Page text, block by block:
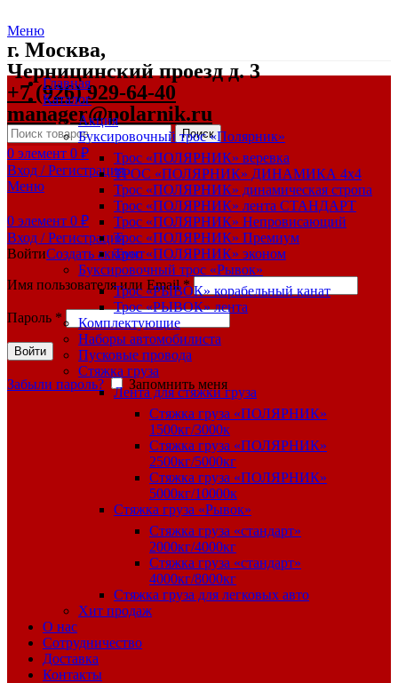
Меню
г. Москва,
Черницинский проезд д. 3
+7 (926) 929-64-40
manager@polarnik.ru
Поиск
0 элемент 0 ₽
Вход / Регистрация
Меню
0 элемент 0 ₽
Вход / Регистрация
ВойтиСоздать аккаунт
Имя пользователя или Email*
Пароль *
Войти
Забыли пароль? Запомнить меня
Главная
Каталог
Акция
Буксировочный трос «Полярник»
Трос «ПОЛЯРНИК» веревка
ТРОС «ПОЛЯРНИК» ДИНАМИКА 4х4
Трос «ПОЛЯРНИК» динамическая стропа
Трос «ПОЛЯРНИК» лента СТАНДАРТ
Трос «ПОЛЯРНИК» Непровисающий
Трос «ПОЛЯРНИК» Премиум
Трос «ПОЛЯРНИК» эконом
Буксировочный трос «Рывок»
Трос «РЫВОК» корабельный канат
Трос «РЫВОК» лента
Комплектующие
Наборы автомобилиста
Пусковые провода
Стяжка груза
Лента для стяжки груза
Стяжка груза «ПОЛЯРНИК»
1500кг/3000к
Стяжка груза «ПОЛЯРНИК»
2500кг/5000кг
Стяжка груза «ПОЛЯРНИК»
5000кг/10000к
Стяжка груза «Рывок»
Стяжка груза «стандарт»
2000кг/4000кг
Стяжка груза «стандарт»
4000кг/8000кг
Стяжка груза для легковых авто
Хит продаж
О нас
Сотрудничество
Доставка
Контакты